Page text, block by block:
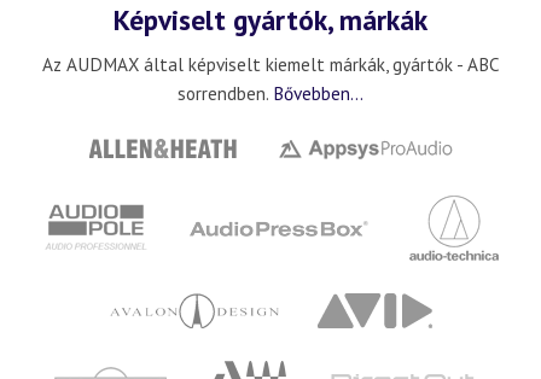
Képviselt gyártók, márkák
Az AUDMAX által képviselt kiemelt márkák, gyártók - ABC
sorrendben. Bővebben...